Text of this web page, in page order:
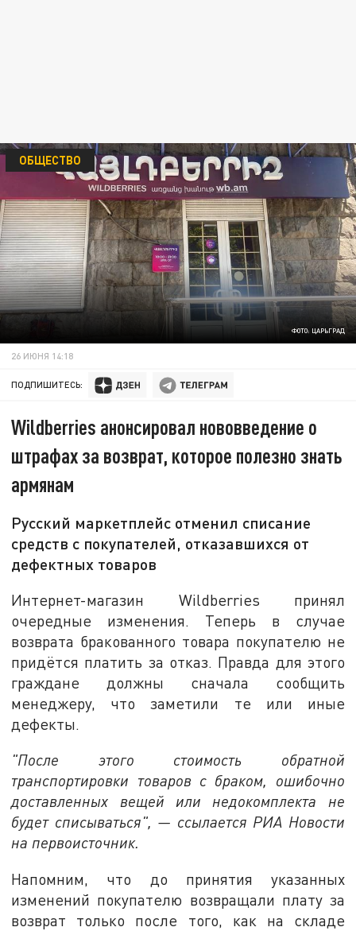
ФОТО: ЦАРЬГРАД
ОБЩЕСТВО
26 ИЮНЯ 14:18
ПОДПИШИТЕСЬ:
Wildberries анонсировал нововведение о
штрафах за возврат, которое полезно знать
армянам
Русский маркетплейс отменил списание
средств с покупателей, отказавшихся от
дефектных товаров
Интернет-магазин Wildberries принял
очередные изменения. Теперь в случае
возврата бракованного товара покупателю не
придётся платить за отказ. Правда для этого
граждане должны сначала сообщить
менеджеру, что заметили те или иные
дефекты.
"После этого стоимость обратной
транспортировки товаров с браком, ошибочно
доставленных вещей или недокомплекта не
будет списываться", — ссылается РИА Новости
на первоисточник.
Напомним, что до принятия указанных
изменений покупателю возвращали плату за
возврат только после того, как на складе